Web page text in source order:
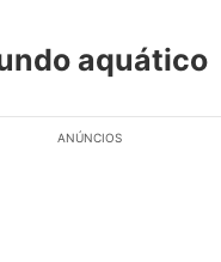
aquático
ANÚNCIOS